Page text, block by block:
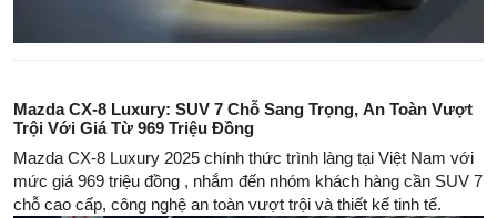
Mazda CX-8 Luxury: SUV 7 Chỗ Sang Trọng, An Toàn Vượt
Trội Với Giá Từ 969 Triệu Đồng
Mazda CX-8 Luxury 2025 chính thức trình làng tại Việt Nam với
mức giá 969 triệu đồng , nhắm đến nhóm khách hàng cần SUV 7
chỗ cao cấp, công nghệ an toàn vượt trội và thiết kế tinh tế.